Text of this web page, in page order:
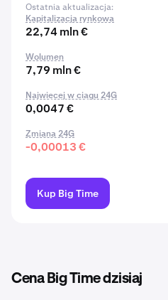
Ostatnia aktualizacja:
Kapitalizacja rynkowa
22,74 mln €
Wolumen
7,79 mln €
Najwięcej w ciągu 24G
0,0047 €
Zmiana 24G
-0,00013 €
Kup Big Time
Cena Big Time dzisiaj